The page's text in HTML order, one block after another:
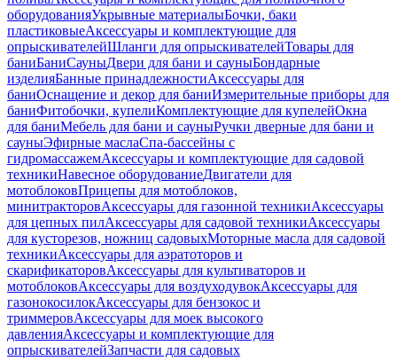
оборудованияУкрывные материалыБочки, баки
пластиковыеАксессуары и комплектующие для
опрыскивателейШланги для опрыскивателейТовары для
баниБаниСауныДвери для бани и сауныБондарные
изделияБанные принадлежностиАксессуары для
баниОснащение и декор для баниИзмерительные приборы для
баниФитобочки, купелиКомплектующие для купелейОкна
для баниМебель для бани и сауныРучки дверные для бани и
сауныЭфирные маслаСпа-бассейны с
гидромассажемАксессуары и комплектующие для садовой
техникиНавесное оборудованиеДвигатели для
мотоблоковПрицепы для мотоблоков,
минитракторовАксессуары для газонной техникиАксессуары
для цепных пилАксессуары для садовой техникиАксессуары
для кусторезов, ножниц садовыхМоторные масла для садовой
техникиАксессуары для аэратоторов и
скарификаторовАксессуары для культиваторов и
мотоблоковАксессуары для воздуходувокАксессуары для
газонокосилокАксессуары для бензокос и
триммеровАксессуары для моек высокого
давленияАксессуары и комплектующие для
опрыскивателейЗапчасти для садовых